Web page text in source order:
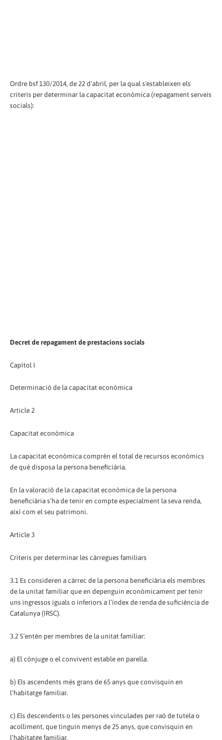
Ordre bsf 130/2014, de 22 d'abril, per la qual s'estableixen els
criteris per determinar la capacitat econòmica (repagament serveis
socials):
Decret de repagament de prestacions socials
Capítol I
Determinació de la capacitat econòmica
Article 2
Capacitat econòmica
La capacitat econòmica comprèn el total de recursos econòmics
de què disposa la persona beneficiària.
En la valoració de la capacitat econòmica de la persona
beneficiària s’ha de tenir en compte especialment la seva renda,
així com el seu patrimoni.
Article 3
Criteris per determinar les càrregues familiars
3.1 Es consideren a càrrec de la persona beneficiària els membres
de la unitat familiar que en depenguin econòmicament per tenir
uns ingressos iguals o inferiors a l’índex de renda de suficiència de
Catalunya (IRSC).
3.2 S’entén per membres de la unitat familiar:
a) El cònjuge o el convivent estable en parella.
b) Els ascendents més grans de 65 anys que convisquin en
l’habitatge familiar.
c) Els descendents o les persones vinculades per raó de tutela o
acolliment, que tinguin menys de 25 anys, que convisquin en
l’habitatge familiar.